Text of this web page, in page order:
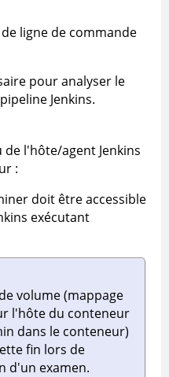
ligne de commande
pour analyser le
Jenkins.
de l'hôte/agent Jenkins
:
doit être accessible
exécutant
volume (mappage
l'hôte du conteneur
dans le conteneur)
fin lors de
d'un examen.